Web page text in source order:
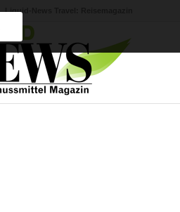
Liquid-News Travel: Reisemagazin